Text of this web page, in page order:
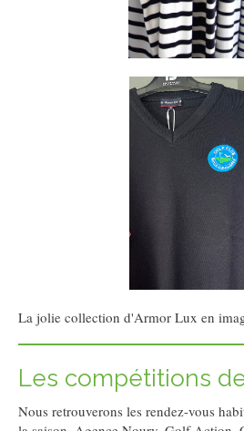
La jolie collection d'Armor Lux en
Les compétitions
Nous retrouverons les rendez-vous